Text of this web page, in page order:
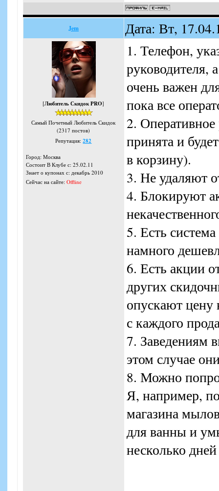
Jem Дата: Вт,
[Любитель Скидок PRO]
Самый Почетный Любитель Скидок
(2317 постов)
Репутация:282
Город: Москва
Состоит В Клубе с: 25.02.11
Знает о купонах с: декабрь 2010
Сейчас на сайте: Offline
1. Телефон,
руководителя,
очень важен
пока все
2.
принята и
в корзину).
3. Не удаляют
4. Блокируют
5. Есть
намного
6. Есть акции
других
опускают
с каждого
7. Заведениям
этом случае
8. Можно
Я, например,
магазина
для ванны и
несколько